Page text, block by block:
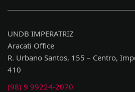
UNDB IMPERATRIZ
Aracati Office
R. Urbano Santos, 155 – Centro,
410
(98) 9 99224-2070